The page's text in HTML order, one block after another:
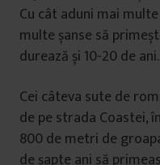
Cu cât aduni mai
multe șanse să
durează și 10-20 de ani.
Cei câteva sute de
de pe strada Coastei,
800 de metri de
de șapte ani să